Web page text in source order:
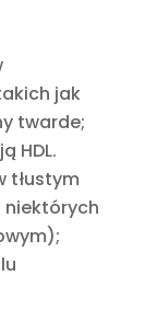
jak
twarde;
HDL.
tłustym
niektórych